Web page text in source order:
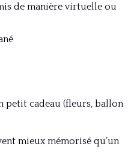
de manière virtuelle ou
petit cadeau (fleurs, ballon
mieux mémorisé qu’un